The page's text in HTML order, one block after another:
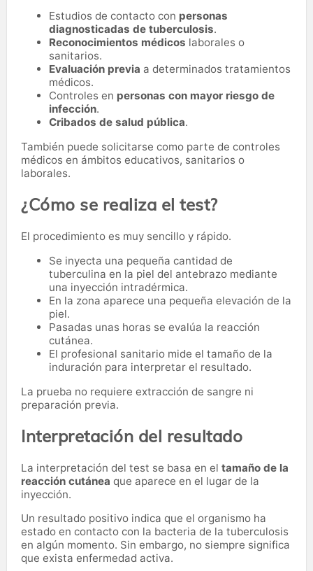
Estudios de contacto con personas
diagnosticadas de tuberculosis.
Reconocimientos médicos laborales o
sanitarios.
Evaluación previa a determinados tratamientos
médicos.
Controles en personas con mayor riesgo de
infección.
Cribados de salud pública.
También puede solicitarse como parte de controles
médicos en ámbitos educativos, sanitarios o
laborales.
¿Cómo se realiza el test?
El procedimiento es muy sencillo y rápido.
Se inyecta una pequeña cantidad de
tuberculina en la piel del antebrazo mediante
una inyección intradérmica.
En la zona aparece una pequeña elevación de la
piel.
Pasadas unas horas se evalúa la reacción
cutánea.
El profesional sanitario mide el tamaño de la
induración para interpretar el resultado.
La prueba no requiere extracción de sangre ni
preparación previa.
Interpretación del resultado
La interpretación del test se basa en el tamaño de la
reacción cutánea que aparece en el lugar de la
inyección.
Un resultado positivo indica que el organismo ha
estado en contacto con la bacteria de la tuberculosis
en algún momento. Sin embargo, no siempre significa
que exista enfermedad activa.